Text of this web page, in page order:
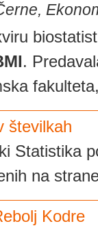
.
številkah
Statistika
na
Kodre